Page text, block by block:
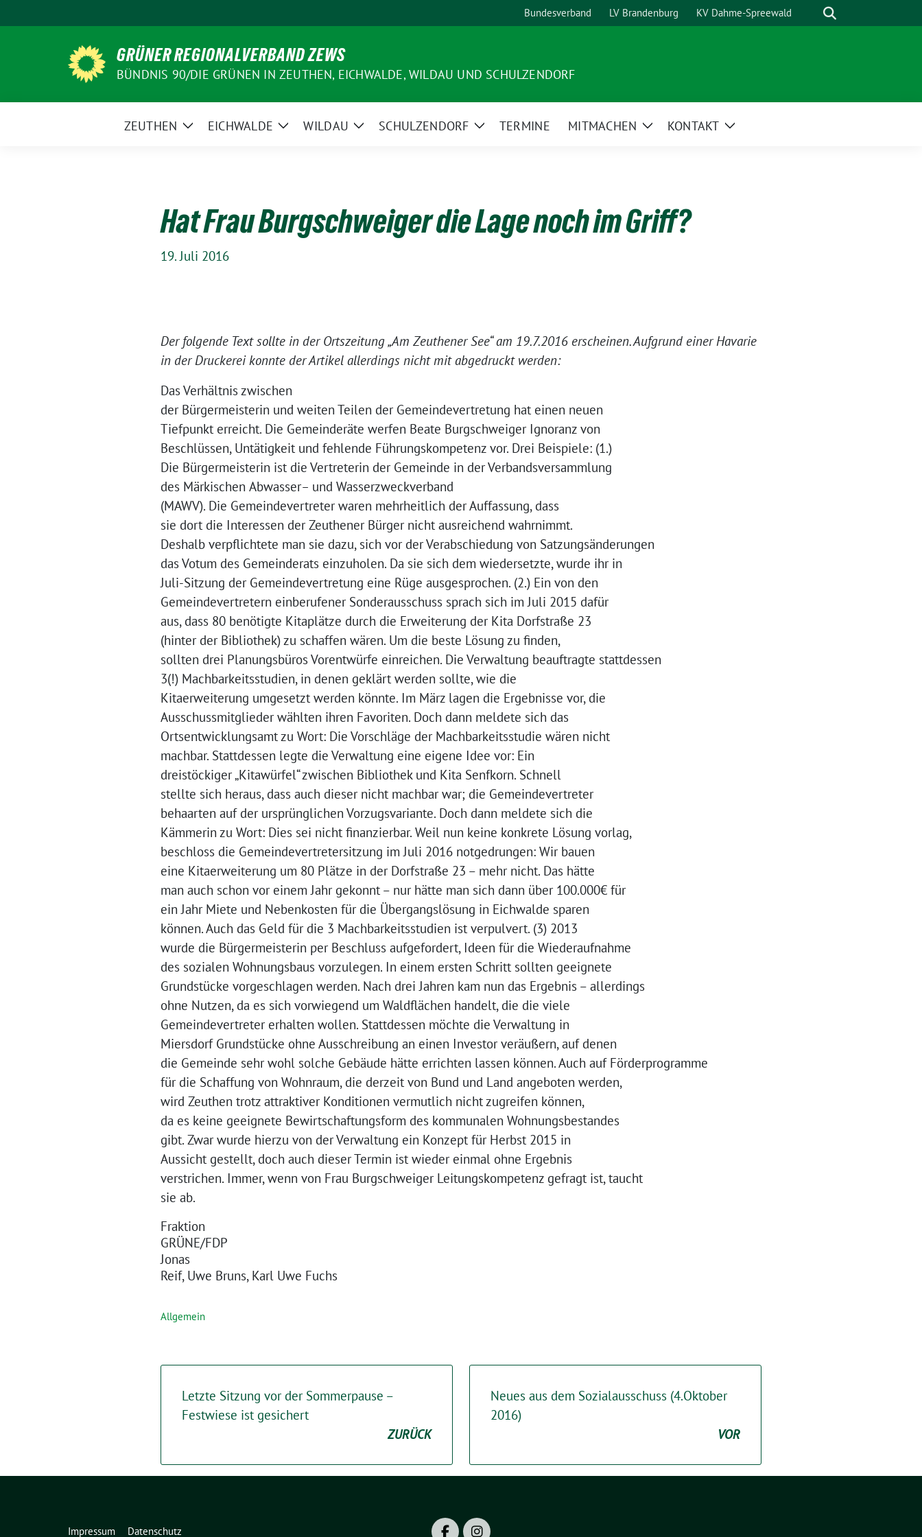
zum
Bundesverband LV Brandenburg KV Dahme-Spreewald Suche
GRÜNER REGIONALVERBAND ZEWS
BÜNDNIS 90/DIE GRÜNEN IN ZEUTHEN, EICHWALDE, WILDAU UND SCHULZENDORF
ZEUTHEN
ZeigeEICHWALDE
ZeigeWILDAU
ZeigeSCHULZENDORF
ZeigeTERMINE MITMACHEN
ZeigeKONTAKT
Zeige
Hat Frau Burgschweiger die Lage noch im Griff?
19. Juli 2016
Der folgende Text sollte in der Ortszeitung „Am Zeuthener See“ am 19.7.2016 erscheinen. Aufgrund einer Havarie
in der Druckerei konnte der Artikel allerdings nicht mit abgedruckt werden:
Das Verhältnis zwischen
der Bürgermeisterin und weiten Teilen der Gemeindevertretung hat einen neuen
Tiefpunkt erreicht. Die Gemeinderäte werfen Beate Burgschweiger Ignoranz von
Beschlüssen, Untätigkeit und fehlende Führungskompetenz vor. Drei Beispiele: (1.)
Die Bürgermeisterin ist die Vertreterin der Gemeinde in der Verbandsversammlung
des Märkischen Abwasser– und Wasserzweckverband
(MAWV). Die Gemeindevertreter waren mehrheitlich der Auffassung, dass
sie dort die Interessen der Zeuthener Bürger nicht ausreichend wahrnimmt.
Deshalb verpflichtete man sie dazu, sich vor der Verabschiedung von Satzungsänderungen
das Votum des Gemeinderats einzuholen. Da sie sich dem wiedersetzte, wurde ihr in
Juli-Sitzung der Gemeindevertretung eine Rüge ausgesprochen. (2.) Ein von den
Gemeindevertretern einberufener Sonderausschuss sprach sich im Juli 2015 dafür
aus, dass 80 benötigte Kitaplätze durch die Erweiterung der Kita Dorfstraße 23
(hinter der Bibliothek) zu schaffen wären. Um die beste Lösung zu finden,
sollten drei Planungsbüros Vorentwürfe einreichen. Die Verwaltung beauftragte stattdessen
3(!) Machbarkeitsstudien, in denen geklärt werden sollte, wie die
Kitaerweiterung umgesetzt werden könnte. Im März lagen die Ergebnisse vor, die
Ausschussmitglieder wählten ihren Favoriten. Doch dann meldete sich das
Ortsentwicklungsamt zu Wort: Die Vorschläge der Machbarkeitsstudie wären nicht
machbar. Stattdessen legte die Verwaltung eine eigene Idee vor: Ein
dreistöckiger „Kitawürfel“ zwischen Bibliothek und Kita Senfkorn. Schnell
stellte sich heraus, dass auch dieser nicht machbar war; die Gemeindevertreter
behaarten auf der ursprünglichen Vorzugsvariante. Doch dann meldete sich die
Kämmerin zu Wort: Dies sei nicht finanzierbar. Weil nun keine konkrete Lösung vorlag,
beschloss die Gemeindevertretersitzung im Juli 2016 notgedrungen: Wir bauen
eine Kitaerweiterung um 80 Plätze in der Dorfstraße 23 – mehr nicht. Das hätte
man auch schon vor einem Jahr gekonnt – nur hätte man sich dann über 100.000€ für
ein Jahr Miete und Nebenkosten für die Übergangslösung in Eichwalde sparen
können. Auch das Geld für die 3 Machbarkeitsstudien ist verpulvert. (3) 2013
wurde die Bürgermeisterin per Beschluss aufgefordert, Ideen für die Wiederaufnahme
des sozialen Wohnungsbaus vorzulegen. In einem ersten Schritt sollten geeignete
Grundstücke vorgeschlagen werden. Nach drei Jahren kam nun das Ergebnis – allerdings
ohne Nutzen, da es sich vorwiegend um Waldflächen handelt, die die viele
Gemeindevertreter erhalten wollen. Stattdessen möchte die Verwaltung in
Miersdorf Grundstücke ohne Ausschreibung an einen Investor veräußern, auf denen
die Gemeinde sehr wohl solche Gebäude hätte errichten lassen können. Auch auf Förderprogramme
für die Schaffung von Wohnraum, die derzeit von Bund und Land angeboten werden,
wird Zeuthen trotz attraktiver Konditionen vermutlich nicht zugreifen können,
da es keine geeignete Bewirtschaftungsform des kommunalen Wohnungsbestandes
gibt. Zwar wurde hierzu von der Verwaltung ein Konzept für Herbst 2015 in
Aussicht gestellt, doch auch dieser Termin ist wieder einmal ohne Ergebnis
verstrichen. Immer, wenn von Frau Burgschweiger Leitungskompetenz gefragt ist, taucht
sie ab.
Fraktion
GRÜNE/FDP
Jonas
Reif, Uwe Bruns, Karl Uwe Fuchs
Allgemein
Letzte Sitzung vor der Sommerpause –
Festwiese ist gesichert
ZURÜCK
Neues aus dem Sozialausschuss (4.Oktober
2016)
VOR
Impressum Datenschutz